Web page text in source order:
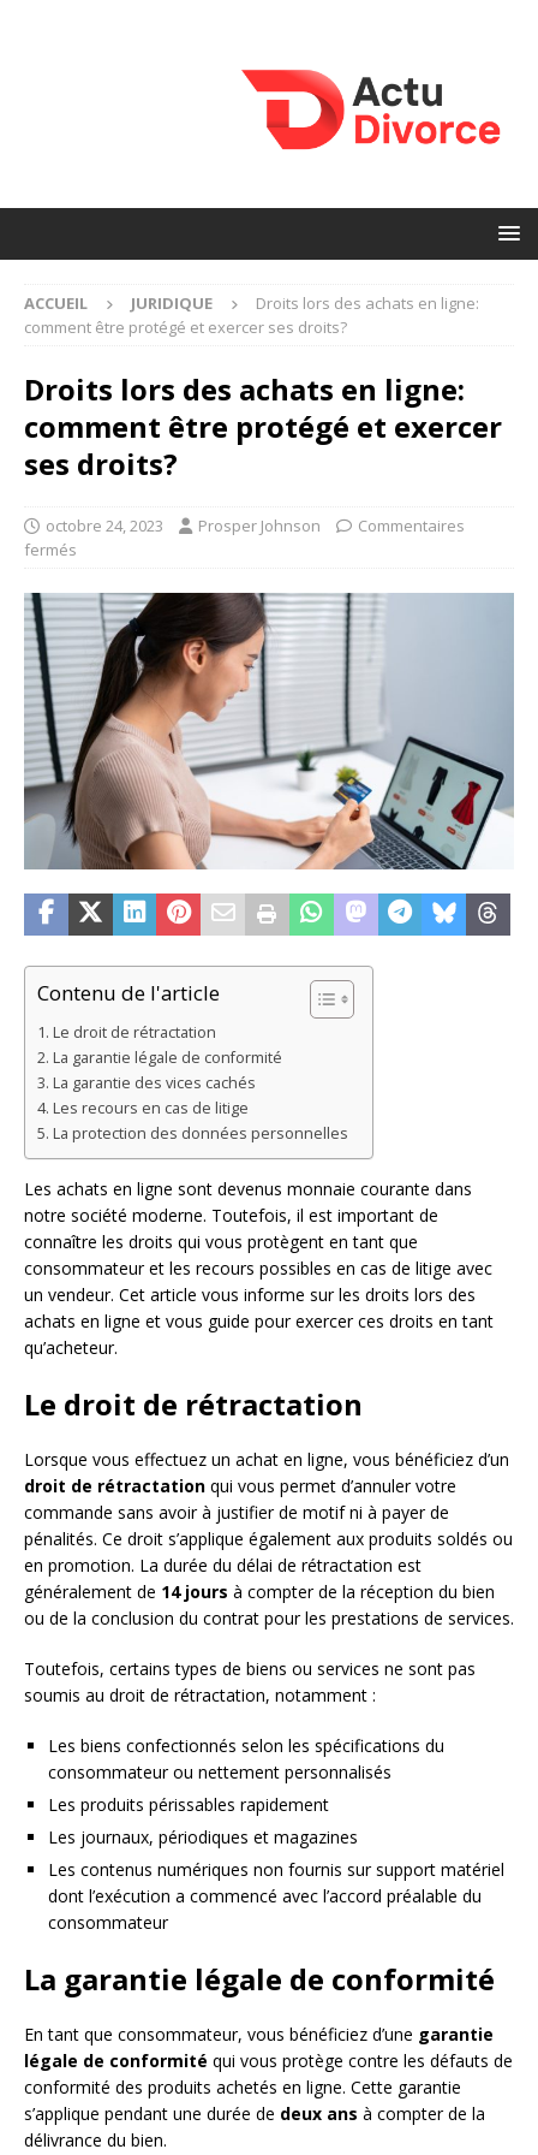
ACCUEIL JURIDIQUE
Droits lors des achats en ligne:
comment être protégé et exercer ses droits?
Droits lors des achats en ligne:
comment être protégé et exercer
ses droits?
octobre 24, 2023 Prosper Johnson
Commentaires
fermés
Contenu de l'article
Le droit de rétractation
La garantie légale de conformité
La garantie des vices cachés
Les recours en cas de litige
La protection des données personnelles
Les achats en ligne sont devenus monnaie courante dans
notre société moderne. Toutefois, il est important de
connaître les droits qui vous protègent en tant que
consommateur et les recours possibles en cas de litige avec
un vendeur. Cet article vous informe sur les droits lors des
achats en ligne et vous guide pour exercer ces droits en tant
qu’acheteur.
Le droit de rétractation
Lorsque vous effectuez un achat en ligne, vous bénéficiez d’un
droit de rétractation qui vous permet d’annuler votre
commande sans avoir à justifier de motif ni à payer de
pénalités. Ce droit s’applique également aux produits soldés ou
en promotion. La durée du délai de rétractation est
généralement de 14 jours à compter de la réception du bien
ou de la conclusion du contrat pour les prestations de services.
Toutefois, certains types de biens ou services ne sont pas
soumis au droit de rétractation, notamment :
Les biens confectionnés selon les spécifications du
consommateur ou nettement personnalisés
Les produits périssables rapidement
Les journaux, périodiques et magazines
Les contenus numériques non fournis sur support matériel
dont l’exécution a commencé avec l’accord préalable du
consommateur
La garantie légale de conformité
En tant que consommateur, vous bénéficiez d’une garantie
légale de conformité qui vous protège contre les défauts de
conformité des produits achetés en ligne. Cette garantie
s’applique pendant une durée de deux ans à compter de la
délivrance du bien.